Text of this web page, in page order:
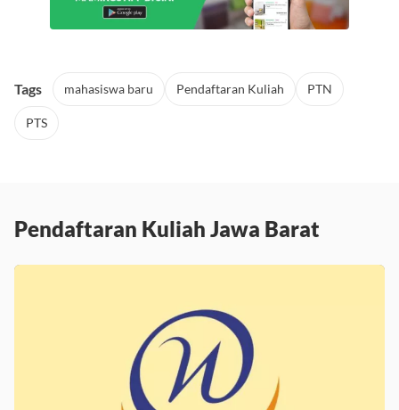
Tags mahasiswa baru Pendaftaran Kuliah PTN
PTS
Pendaftaran Kuliah Jawa Barat